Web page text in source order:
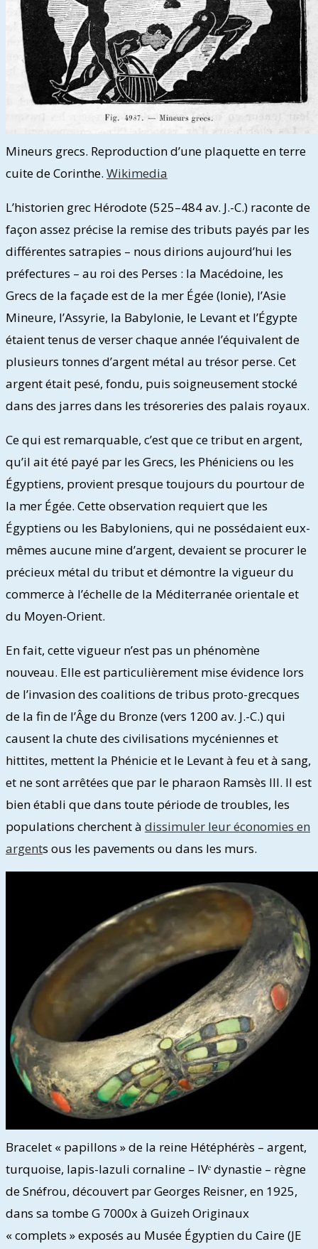
Mineurs grecs. Reproduction d’une plaquette en terre
cuite de Corinthe. Wikimedia
L’historien grec Hérodote (525–484 av. J.-C.) raconte de
façon assez précise la remise des tributs payés par les
différentes satrapies – nous dirions aujourd’hui les
préfectures – au roi des Perses : la Macédoine, les
Grecs de la façade est de la mer Égée (Ionie), l’Asie
Mineure, l’Assyrie, la Babylonie, le Levant et l’Égypte
étaient tenus de verser chaque année l’équivalent de
plusieurs tonnes d’argent métal au trésor perse. Cet
argent était pesé, fondu, puis soigneusement stocké
dans des jarres dans les trésoreries des palais royaux.
Ce qui est remarquable, c’est que ce tribut en argent,
qu’il ait été payé par les Grecs, les Phéniciens ou les
Égyptiens, provient presque toujours du pourtour de
la mer Égée. Cette observation requiert que les
Égyptiens ou les Babyloniens, qui ne possédaient eux-
mêmes aucune mine d’argent, devaient se procurer le
précieux métal du tribut et démontre la vigueur du
commerce à l’échelle de la Méditerranée orientale et
du Moyen-Orient.
En fait, cette vigueur n’est pas un phénomène
nouveau. Elle est particulièrement mise évidence lors
de l’invasion des coalitions de tribus proto-grecques
de la fin de l’Âge du Bronze (vers 1200 av. J.-C.) qui
causent la chute des civilisations mycéniennes et
hittites, mettent la Phénicie et le Levant à feu et à sang,
et ne sont arrêtées que par le pharaon Ramsès III. Il est
bien établi que dans toute période de troubles, les
populations cherchent à dissimuler leur économies en
argents ous les pavements ou dans les murs.
Bracelet « papillons » de la reine Hétéphérès – argent,
turquoise, lapis-lazuli cornaline – IVᵉ dynastie – règne
de Snéfrou, découvert par Georges Reisner, en 1925,
dans sa tombe G 7000x à Guizeh Originaux
« complets » exposés au Musée Égyptien du Caire (JE